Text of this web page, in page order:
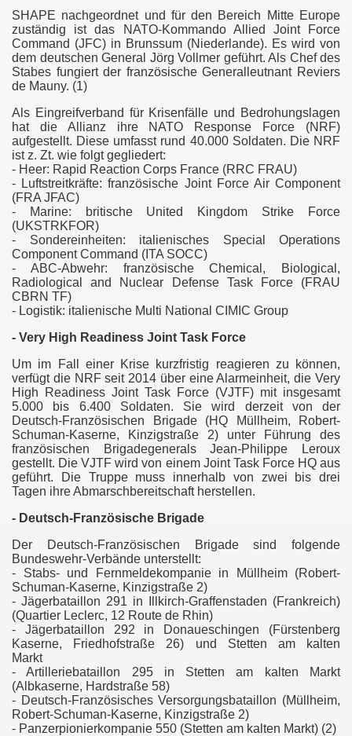
SHAPE nachgeordnet und für den Bereich Mitte Europe
zuständig ist das NATO-Kommando Allied Joint Force
Command (JFC) in Brunssum (Niederlande). Es wird von
dem deutschen General Jörg Vollmer geführt. Als Chef des
Stabes fungiert der französische Generalleutnant Reviers
de Mauny. (1)
Als Eingreifverband für Krisenfälle und Bedrohungslagen
hat die Allianz ihre NATO Response Force (NRF)
aufgestellt. Diese umfasst rund 40.000 Soldaten. Die NRF
ist z. Zt. wie folgt gegliedert:
- Heer: Rapid Reaction Corps France (RRC FRAU)
- Luftstreitkräfte: französische Joint Force Air Component
(FRA JFAC)
- Marine: britische United Kingdom Strike Force
(UKSTRKFOR)
- Sondereinheiten: italienisches Special Operations
Component Command (ITA SOCC)
- ABC-Abwehr: französische Chemical, Biological,
Radiological and Nuclear Defense Task Force (FRAU
CBRN TF)
- Logistik: italienische Multi National CIMIC Group
- Very High Readiness Joint Task Force
Um im Fall einer Krise kurzfristig reagieren zu können,
verfügt die NRF seit 2014 über eine Alarmeinheit, die Very
High Readiness Joint Task Force (VJTF) mit insgesamt
5.000 bis 6.400 Soldaten. Sie wird derzeit von der
Deutsch-Französischen Brigade (HQ Müllheim, Robert-
Schuman-Kaserne, Kinzigstraße 2) unter Führung des
französischen Brigadegenerals Jean-Philippe Leroux
gestellt. Die VJTF wird von einem Joint Task Force HQ aus
geführt. Die Truppe muss innerhalb von zwei bis drei
Tagen ihre Abmarschbereitschaft herstellen.
- Deutsch-Französische Brigade
Der Deutsch-Französischen Brigade sind folgende
Bundeswehr-Verbände unterstellt:
- Stabs- und Fernmeldekompanie in Müllheim (Robert-
Schuman-Kaserne, Kinzigstraße 2)
- Jägerbataillon 291 in Illkirch-Graffenstaden (Frankreich)
(Quartier Leclerc, 12 Route de Rhin)
- Jägerbataillon 292 in Donaueschingen (Fürstenberg
Kaserne, Friedhofstraße 26) und Stetten am kalten
Markt
- Artilleriebataillon 295 in Stetten am kalten Markt
(Albkaserne, Hardstraße 58)
- Deutsch-Französisches Versorgungsbataillon (Müllheim,
Robert-Schuman-Kaserne, Kinzigstraße 2)
- Panzerpionierkompanie 550 (Stetten am kalten Markt) (2)